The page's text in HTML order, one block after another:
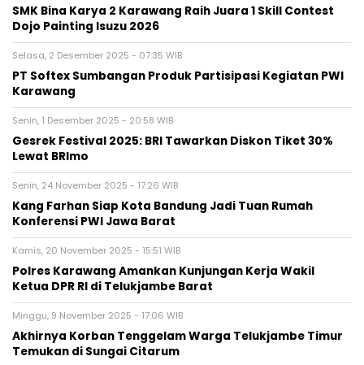
SMK Bina Karya 2 Karawang Raih Juara 1 Skill Contest
Dojo Painting Isuzu 2026
Selasa, 2 Desember 2025 - 07:35 WIB
PT Softex Sumbangan Produk Partisipasi Kegiatan PWI
Karawang
Senin, 1 Desember 2025 - 20:58 WIB
Gesrek Festival 2025: BRI Tawarkan Diskon Tiket 30%
Lewat BRImo
Senin, 24 November 2025 - 17:26 WIB
Kang Farhan Siap Kota Bandung Jadi Tuan Rumah
Konferensi PWI Jawa Barat
Kamis, 20 November 2025 - 15:51 WIB
Polres Karawang Amankan Kunjungan Kerja Wakil
Ketua DPR RI di Telukjambe Barat
Minggu, 9 November 2025 - 17:06 WIB
Akhirnya Korban Tenggelam Warga Telukjambe Timur
Temukan di Sungai Citarum